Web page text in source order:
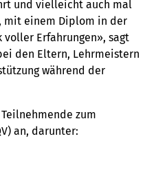
und vielleicht auch mal
mit einem Diplom in der
voller Erfahrungen», sagt
den Eltern, Lehrmeistern
während der
zum
an, darunter: